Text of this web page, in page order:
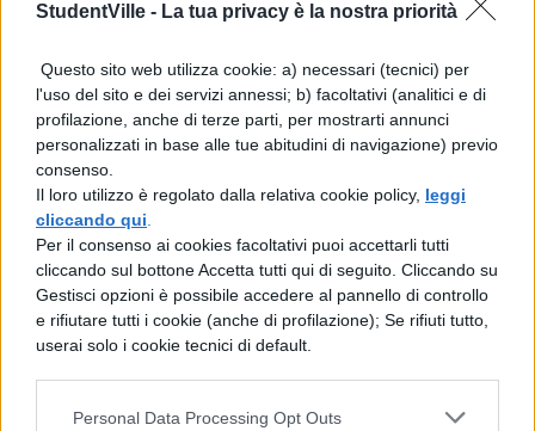
StudentVille - La tua privacy è la nostra priorità
Questo sito web utilizza cookie: a) necessari (tecnici) per
l'uso del sito e dei servizi annessi; b) facoltativi (analitici e di
profilazione, anche di terze parti, per mostrarti annunci
personalizzati in base alle tue abitudini di navigazione) previo
consenso.
Il loro utilizzo è regolato dalla relativa cookie policy, leggi
cliccando qui
Per il consenso ai cookies facoltativi puoi accettarli tutti
cliccando sul bottone Accetta tutti qui di seguito. Cliccando su
Gestisci opzioni è possibile accedere al pannello di controllo
e rifiutare tutti i cookie (anche di profilazione); Se rifiuti tutto,
userai solo i cookie tecnici di default.
Personal Data Processing Opt Outs
Uguali, quando hanno lo stesso segno
Opposti, quando hanno lo stesso
modulo e segno diverso (Es: $+5$ e
$-5$)
Se due numeri relativi sono positivi è
più grande quello con il modulo più
grande (Es: $+5 > +3$)
Se due numeri relativi sono negativi è
più grande quello con il modulo più